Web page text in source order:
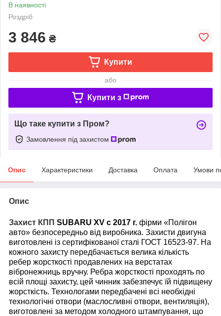
В наявності
Роздріб
3 846 ₴
Купити
або
Купити з
Що таке купити з Пром?
Замовлення під захистом
Опис Характеристики Доставка Оплата Умови
Опис
Захист КПП SUBARU XV с 2017 г. фірми «Полігон
авто» безпосередньо від виробника. Захисти двигуна
виготовлені із сертифікованої сталі ГОСТ 16523-97. На
кожного захисту передбачається велика кількість
ребер жорсткості продавлених на верстатах
вібронежниць вручну. Ребра жорсткості проходять по
всій площі захисту, цей чинник забезпечує їй підвищену
жорсткість. Технологами передбачені всі необхідні
технологічні отвори (маслосливні отвори, вентиляція),
виготовлені за методом холодного штампування, що